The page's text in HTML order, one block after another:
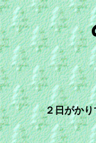
２日がか